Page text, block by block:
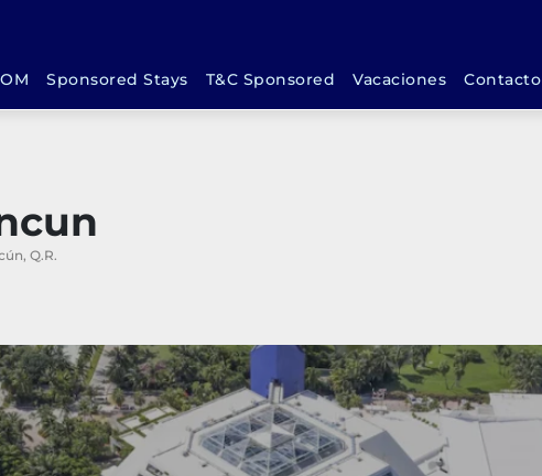
Sponsored Stays T&C Sponsored Vacaciones Contacto
Q.R.